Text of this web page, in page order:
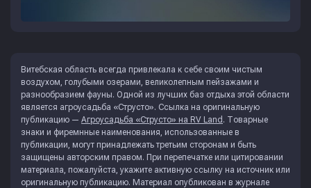
Витебская область всегда привлекала к себе своим чистым
воздухом, голубыми озерами, великолепным пейзажами и
разнообразием фауны. Одной из лучших баз отдыха этой области
является агроусадьба «Струсто». Ссылка на оригинальную
публикацию — Агроусадьба «Струсто» на RV Land . Товарные
знаки и фиремнные наименования, использованные в
публикации, могут принадлежать третьим сторонам и быть
защищены авторским правом. При перепечатке или цитировании
материала, пожалуйста, укажите активную ссылку на источник или
оригинальную публикацию. Материал опубликован в журнале